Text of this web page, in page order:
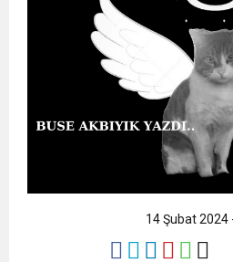
14 Şubat 2024